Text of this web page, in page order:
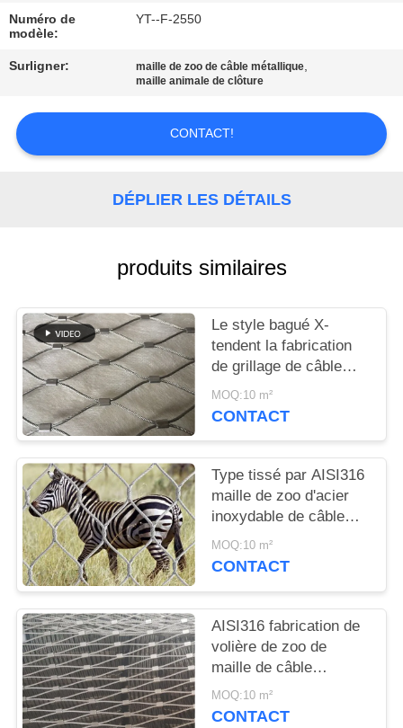
CONTACTEZ-
NOUS
DEMANDEZ
DU
SITE
POLITIQUE
DE
CONFIDENTIALITÉ
Numéro de
modèle:
YT--F-2550
Surligner: maille de zoo de câble métallique,
maille animale de clôture
CONTACT!
DÉPLIER LES DÉTAILS
produits similaires
Le style bagué X-
tendent la fabrication
de grillage de câble
d'acier inoxydable pour
la rupture de zoo
MOQ:10 m²
CONTACT
Type tissé par AISI316
maille de zoo d'acier
inoxydable de câble
métallique/clôture
animale de clôture
MOQ:10 m²
CONTACT
AISI316 fabrication de
volière de zoo de
maille de câble
métallique d'acier
inoxydable de la
MOQ:10 m²
CONTACT